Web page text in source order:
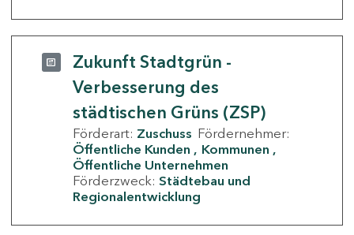
Zukunft Stadtgrün -
Verbesserung des
städtischen Grüns (ZSP)
Förderart: Zuschuss Fördernehmer:
Öffentliche Kunden
Kommunen
Öffentliche Unternehmen
Förderzweck: Städtebau und
Regionalentwicklung